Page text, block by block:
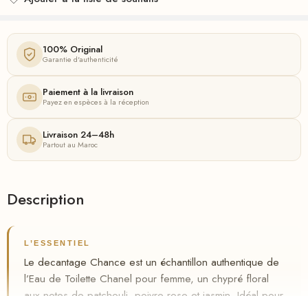
100% Original
Garantie d'authenticité
Paiement à la livraison
Payez en espèces à la réception
Livraison 24–48h
Partout au Maroc
Description
L’ESSENTIEL
Le decantage Chance est un échantillon authentique de
l’Eau de Toilette Chanel pour femme, un chypré floral